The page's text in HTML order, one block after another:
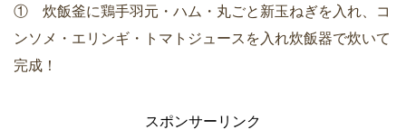
① 炊飯釜に鶏手羽元・ハム・丸ごと新玉ねぎを入れ、コ
ンソメ・エリンギ・トマトジュースを入れ炊飯器で炊いて
完成！
スポンサーリンク